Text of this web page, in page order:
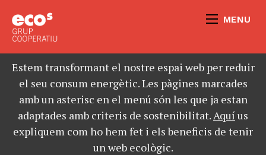
MENU
Estem transformant el nostre espai web per reduir
el seu consum energètic. Les pàgines marcades
amb un asterisc en el menú són les que ja estan
adaptades amb criteris de sostenibilitat.Aquíus
expliquem com ho hem fet i els beneficis de tenir
un web ecològic.